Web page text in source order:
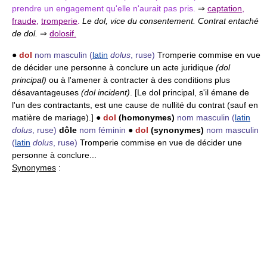
prendre un engagement qu'elle n'aurait pas pris. ⇒ captation
fraude tromperie Le dol, vice du consentement. Contrat entaché
de dol. ⇒ dolosif.
● dol nom masculin (latin dolus , ruse) Tromperie commise en vue
de décider une personne à conclure un acte juridique (dol
principal) ou à l'amener à contracter à des conditions plus
désavantageuses (dol incident) . [Le dol principal, s'il émane de
l'un des contractants, est une cause de nullité du contrat (sauf en
matière de mariage).] ● dol (homonymes) nom masculin (latin
dolus , ruse) dôle nom féminin ● dol (synonymes) nom masculin
(latin dolus , ruse) Tromperie commise en vue de décider une
personne à conclure...
Synonymes :